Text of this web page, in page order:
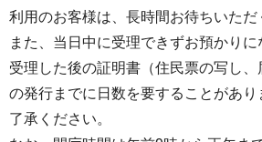
利用のお客様は、長時間お待ちいただ
また、当日中に受理できずお預かり
受理した後の証明書（住民票の写し、
の発行までに日数を要することがあ
了承ください。